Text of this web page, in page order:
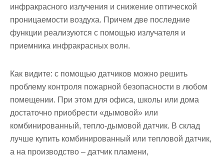
инфракрасного излучения и снижение оптической
проницаемости воздуха. Причем две последние
функции реализуются с помощью излучателя и
приемника инфракрасных волн.
Как видите: с помощью датчиков можно решить
проблему контроля пожарной безопасности в любом
помещении. При этом для офиса, школы или дома
достаточно приобрести «дымовой» или
комбинированный, тепло-дымовой датчик. В склад
лучше купить комбинированный или тепловой датчик,
а на производство – датчик пламени,